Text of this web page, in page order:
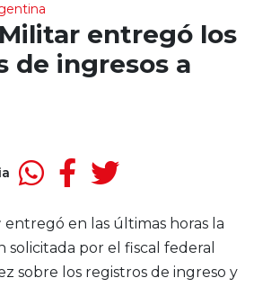
Militar entregó los
de ingresos a
entregó en las últimas horas la
por el fiscal federal
sobre los registros de ingreso y